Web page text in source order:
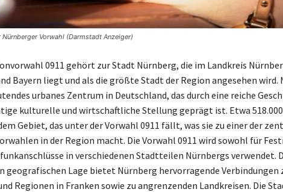
Vorwahl (Darmstadt Anzeiger)
0911 gehört zur Stadt Nürnberg, die im Landkreis
Bayern liegt und als die größte Stadt der Region angesehen wird.
urbanes Zentrum in Deutschland, das durch eine reiche
kulturelle und wirtschaftliche Stellung geprägt ist. Etwa
Gebiet, das unter der Vorwahl 0911 fällt, was sie zu einer der
in der Region macht. Die Vorwahl 0911 wird sowohl für
in verschiedenen Stadtteilen Nürnbergs verwendet.
geografischen Lage bietet Nürnberg hervorragende Verbindungen
Regionen in Franken sowie zu angrenzenden Landkreisen. Die